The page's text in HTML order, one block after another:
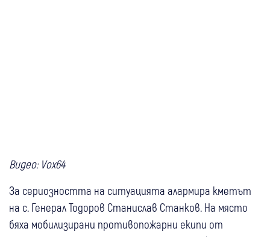
Видео: Vox64
За сериозността на ситуацията алармира кметът
на с. Генерал Тодоров Станислав Станков. На място
бяха мобилизирани противопожарни екипи от